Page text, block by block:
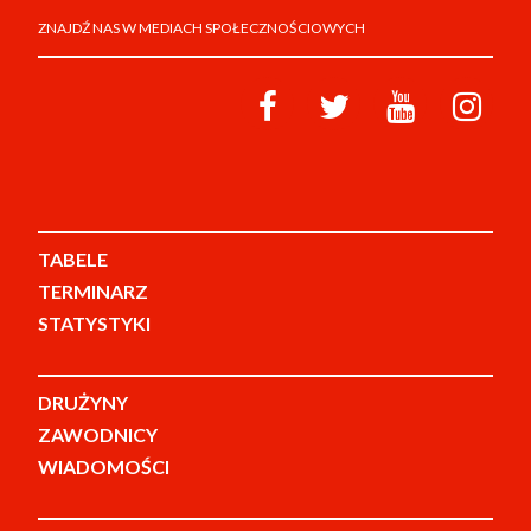
ZNAJDŹ NAS W MEDIACH SPOŁECZNOŚCIOWYCH
TABELE
TERMINARZ
STATYSTYKI
DRUŻYNY
ZAWODNICY
WIADOMOŚCI